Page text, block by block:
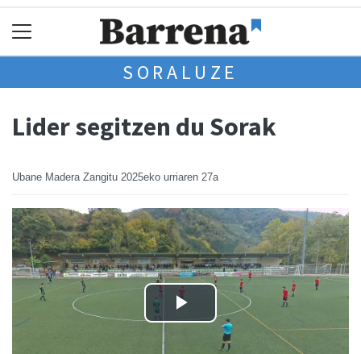
SORALUZE
Lider segitzen du Sorak
Ubane Madera Zangitu 2025eko urriaren 27a